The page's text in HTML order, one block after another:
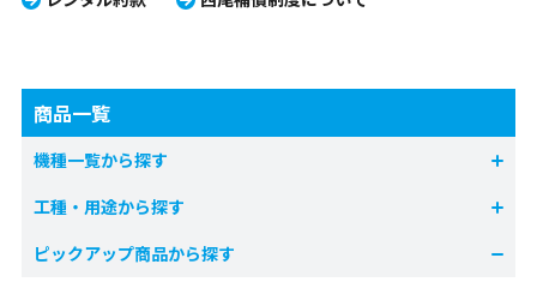
商品一覧
機種一覧から探す
工種・用途から探す
ピックアップ商品から探す